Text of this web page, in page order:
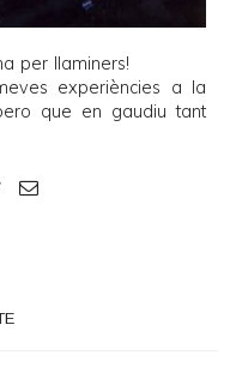
per llaminers!
experiències a la
que en gaudiu tant